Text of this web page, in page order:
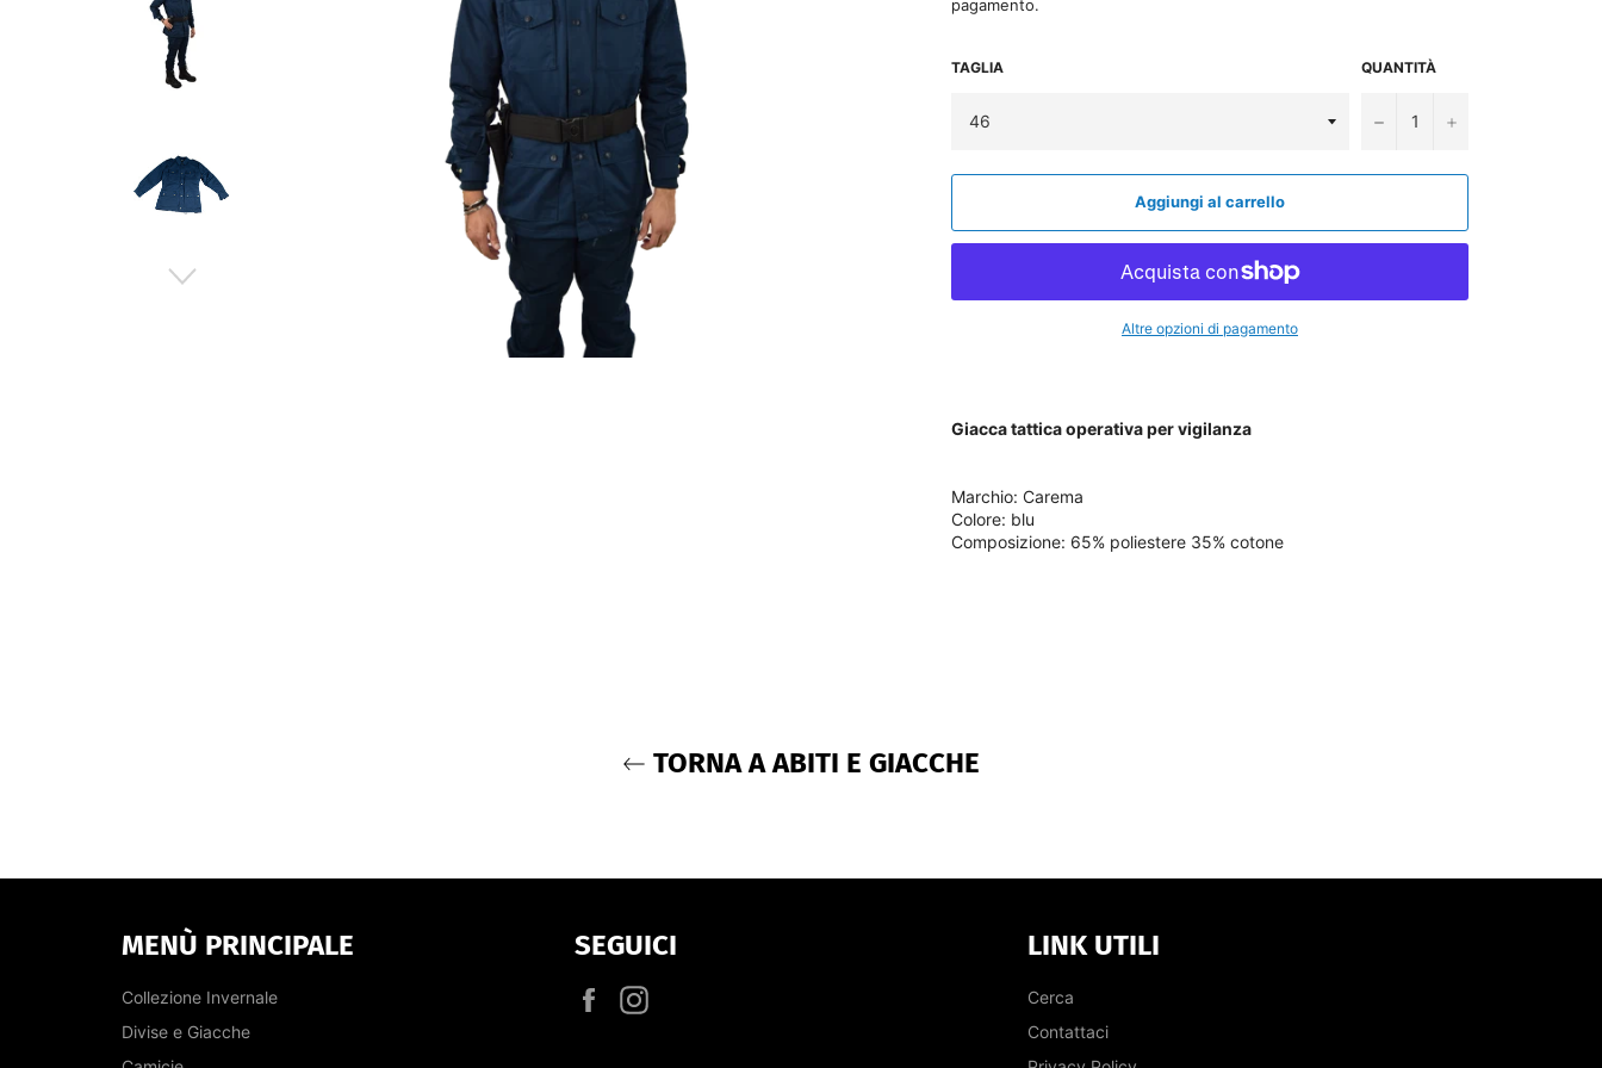
pagamento.
TAGLIA QUANTITÀ
− +
Aggiungi al carrello
Altre opzioni di pagamento
Giacca tattica operativa per vigilanza
Marchio: Carema
Colore: blu
Composizione: 65% poliestere 35% cotone
TORNA A ABITI E GIACCHE
MENÙ PRINCIPALE
Collezione Invernale
Divise e Giacche
SEGUICI
Facebook
LINK UTILI
Cerca
Contattaci